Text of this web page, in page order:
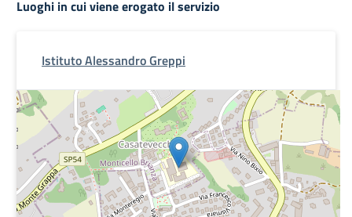
Luoghi in cui viene erogato il servizio
Istituto Alessandro Greppi